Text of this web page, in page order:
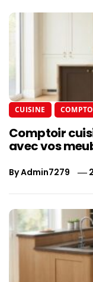
CUISINE
Comptoir
avec vos
ByAdmin7279